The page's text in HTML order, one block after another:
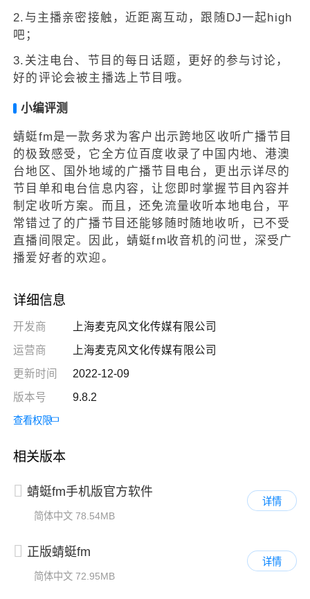
2.与主播亲密接触，近距离互动，跟随DJ一起high
吧；
3.关注电台、节目的每日话题，更好的参与讨论，
好的评论会被主播选上节目哦。
小编评测
蜻蜓fm是一款务求为客户出示跨地区收听广播节目
的极致感受，它全方位百度收录了中国内地、港澳
台地区、国外地域的广播节目电台，更出示详尽的
节目单和电台信息内容，让您即时掌握节目內容并
制定收听方案。而且，还免流量收听本地电台，平
常错过了的广播节目还能够随时随地收听，已不受
直播间限定。因此，蜻蜓fm收音机的问世，深受广
播爱好者的欢迎。
详细信息
开发商
上海麦克风文化传媒有限公司
运营商
上海麦克风文化传媒有限公司
更新时间
2022-12-09
版本号
9.8.2
查看权限
相关版本
蜻蜓fm手机版官方软件
简体中文 78.54MB
详情
正版蜻蜓fm
简体中文 72.95MB
详情